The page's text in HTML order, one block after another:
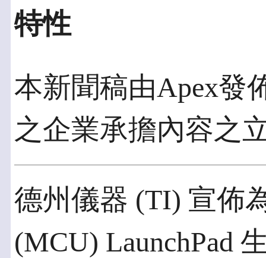
特性
本新聞稿由Apex發
之企業承擔內容之
德州儀器 (TI) 宣佈
(MCU) LaunchPad